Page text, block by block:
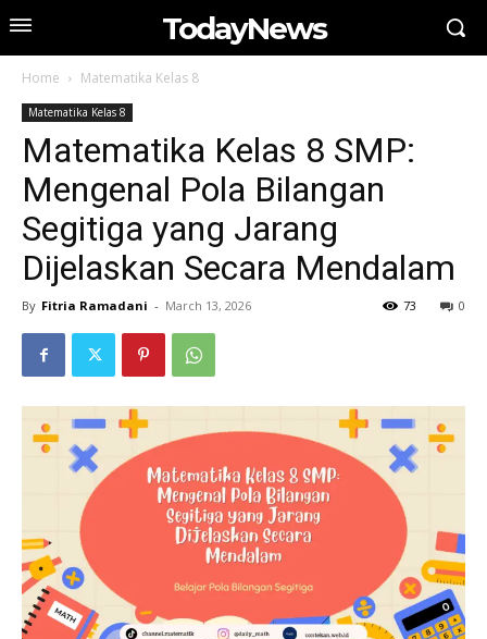
TodayNews
Home Matematika Kelas 8
Matematika Kelas 8
Matematika Kelas 8 SMP:
Mengenal Pola Bilangan
Segitiga yang Jarang
Dijelaskan Secara Mendalam
By Fitria Ramadani - March 13, 2026 0
73